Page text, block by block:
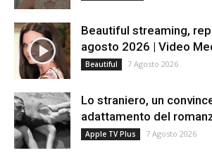
Beautiful streaming,
agosto 2026 | Video
Beautiful 7 Agosto 2026
Lo straniero, un
adattamento del
Apple TV Plus 7 Agosto 2026